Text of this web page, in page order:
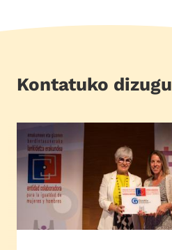
Kontatuko dizugu